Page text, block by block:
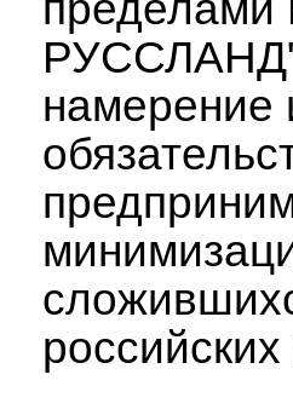
РУССЛАНД"
намерение